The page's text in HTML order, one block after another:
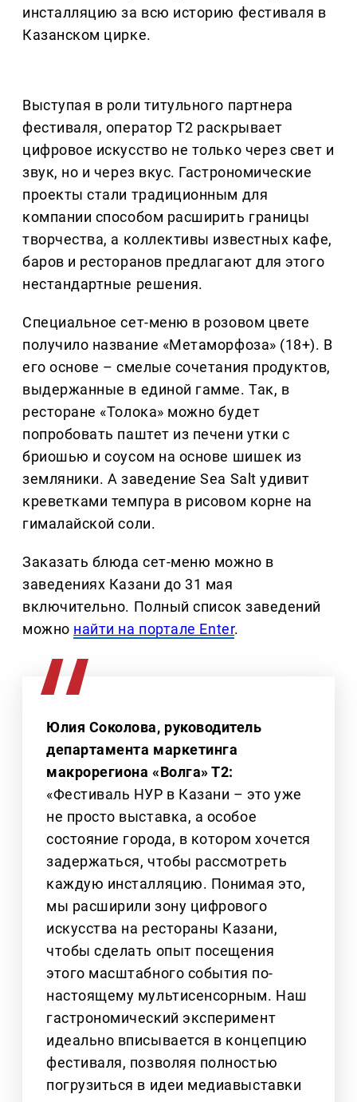
инсталляцию за всю историю фестиваля в
Казанском цирке.
Выступая в роли титульного партнера
фестиваля, оператор Т2 раскрывает
цифровое искусство не только через свет и
звук, но и через вкус. Гастрономические
проекты стали традиционным для
компании способом расширить границы
творчества, а коллективы известных кафе,
баров и ресторанов предлагают для этого
нестандартные решения.
Специальное сет-меню в розовом цвете
получило название «Метаморфоза» (18+). В
его основе – смелые сочетания продуктов,
выдержанные в единой гамме. Так, в
ресторане «Толока» можно будет
попробовать паштет из печени утки с
бриошью и соусом на основе шишек из
земляники. А заведение Sea Salt удивит
креветками темпура в рисовом корне на
гималайской соли.
Заказать блюда сет-меню можно в
заведениях Казани до 31 мая
включительно. Полный список заведений
можно найти на портале Enter.
Юлия Соколова, руководитель
департамента маркетинга
макрорегиона «Волга» Т2:
«Фестиваль НУР в Казани – это уже
не просто выставка, а особое
состояние города, в котором хочется
задержаться, чтобы рассмотреть
каждую инсталляцию. Понимая это,
мы расширили зону цифрового
искусства на рестораны Казани,
чтобы сделать опыт посещения
этого масштабного события по-
настоящему мультисенсорным. Наш
гастрономический эксперимент
идеально вписывается в концепцию
фестиваля, позволяя полностью
погрузиться в идеи медиавыставки